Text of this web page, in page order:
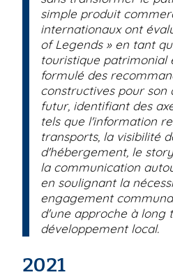
simple produit
internationaux ont
of Legends » en tant
touristique patrimonial
formulé des
constructives pour son
futur, identifiant des
tels que l'information
transports, la visibilité
d'hébergement, le
la communication
en soulignant la
engagement
d'une approche à long
développement local.
2021